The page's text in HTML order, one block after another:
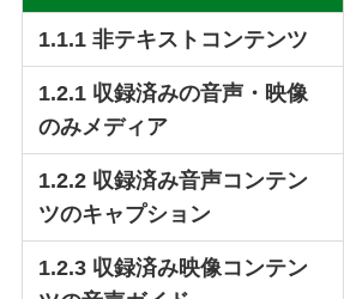
1.1.1 非テキストコンテンツ
1.2.1 収録済みの音声・映像
のみメディア
1.2.2 収録済み音声コンテン
ツのキャプション
1.2.3 収録済み映像コンテン